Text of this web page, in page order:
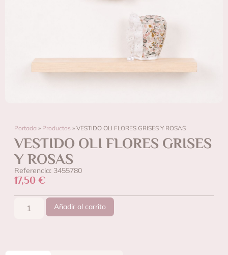
Portada » Productos » VESTIDO OLI FLORES GRISES Y ROSAS
VESTIDO OLI FLORES GRISES
Y ROSAS
Referencia: 3455780
17,50 €
Añadir al carrito